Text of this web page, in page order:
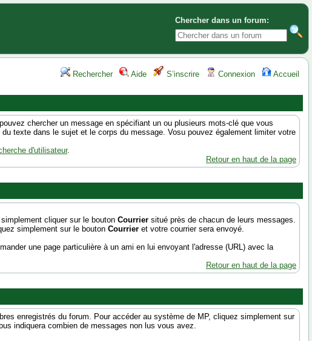
Chercher dans un forum:
Rechercher Aide S’inscrire Connexion
Accueil
chercher un message en spécifiant un ou plusieurs mots-clé que vous
texte dans le sujet et le corps du message. Vosu pouvez également limiter votre
d'utilisateur.
Retour en haut de la page
cliquer sur le bouton Courrier situé près de chacun de leurs messages.
simplement sur le bouton Courrier et votre courrier sera envoyé.
une page particulière à un ami en lui envoyant l'adresse (URL) avec la
Retour en haut de la page
enregistrés du forum. Pour accéder au système de MP, cliquez simplement sur
indiquera combien de messages non lus vous avez.